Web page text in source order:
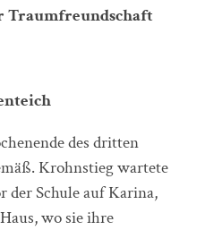
Traumfreundschaft
des dritten
Krohnstieg wartete
der Schule auf Karina,
wo sie ihre